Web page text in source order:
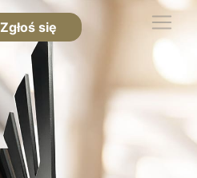
Zgłoś się